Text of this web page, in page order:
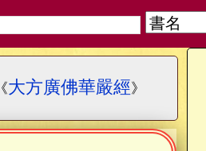
大方廣佛華嚴經》